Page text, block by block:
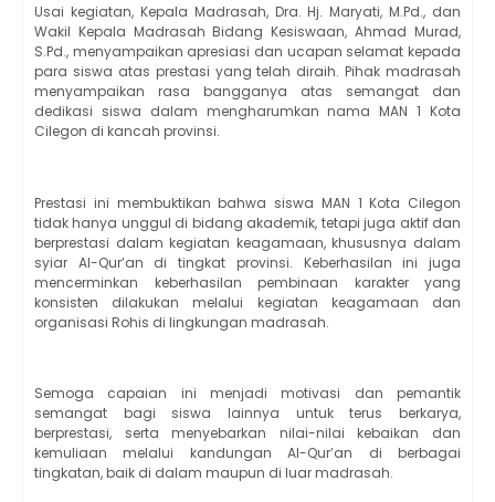
Usai kegiatan, Kepala Madrasah, Dra. Hj. Maryati, M.Pd., dan
Wakil Kepala Madrasah Bidang Kesiswaan, Ahmad Murad,
S.Pd., menyampaikan apresiasi dan ucapan selamat kepada
para siswa atas prestasi yang telah diraih. Pihak madrasah
menyampaikan rasa bangganya atas semangat dan
dedikasi siswa dalam mengharumkan nama MAN 1 Kota
Cilegon di kancah provinsi.
Prestasi ini membuktikan bahwa siswa MAN 1 Kota Cilegon
tidak hanya unggul di bidang akademik, tetapi juga aktif dan
berprestasi dalam kegiatan keagamaan, khususnya dalam
syiar Al-Qur’an di tingkat provinsi. Keberhasilan ini juga
mencerminkan keberhasilan pembinaan karakter yang
konsisten dilakukan melalui kegiatan keagamaan dan
organisasi Rohis di lingkungan madrasah.
Semoga capaian ini menjadi motivasi dan pemantik
semangat bagi siswa lainnya untuk terus berkarya,
berprestasi, serta menyebarkan nilai-nilai kebaikan dan
kemuliaan melalui kandungan Al-Qur’an di berbagai
tingkatan, baik di dalam maupun di luar madrasah.